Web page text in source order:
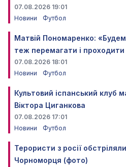
07.08.2026 19:01
Новини
Футбол
Матвій Пономаренко:
теж перемагати і проходити
07.08.2026 18:01
Новини
Футбол
Культовий іспанський клуб
Віктора Циганкова
07.08.2026 17:01
Новини
Футбол
Терористи з росії
Чорноморця (фото)